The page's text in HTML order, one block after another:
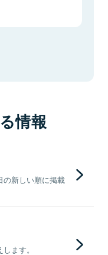
情報
の新しい順に掲載
ます。